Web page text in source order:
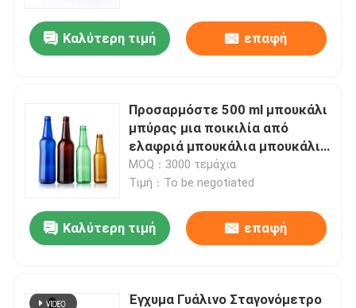
Καλύτερη τιμή επαφή
Προσαρμόστε 500 ml μπουκάλι
μπύρας μια ποικιλία από
ελαφριά μπουκάλια μπουκάλι
μπύρας γυαλί
MOQ：3000 τεμάχια
Τιμή：To be negotiated
Καλύτερη τιμή επαφή
Έγχυμα Γυάλινο Σταγονόμετρο